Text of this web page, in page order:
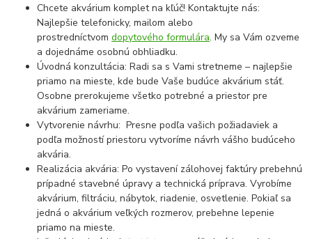
Chcete akvárium komplet na kľúč! Kontaktujte nás:
Najlepšie telefonicky, mailom alebo
prostredníctvomdopytového formulára. My sa Vám ozveme
a dojednáme osobnú obhliadku.
Úvodná konzultácia: Radi sa s Vami stretneme – najlepšie
priamo na mieste, kde bude Vaše budúce akvárium stáť.
Osobne prerokujeme všetko potrebné a priestor pre
akvárium zameriame.
Vytvorenie návrhu: Presne podľa vašich požiadaviek a
podľa možností priestoru vytvoríme návrh vášho budúceho
akvária.
Realizácia akvária: Po vystavení zálohovej faktúry prebehnú
prípadné stavebné úpravy a technická príprava. Vyrobíme
akvárium, filtráciu, nábytok, riadenie, osvetlenie. Pokiaľ sa
jedná o akvárium veľkých rozmerov, prebehne lepenie
priamo na mieste.